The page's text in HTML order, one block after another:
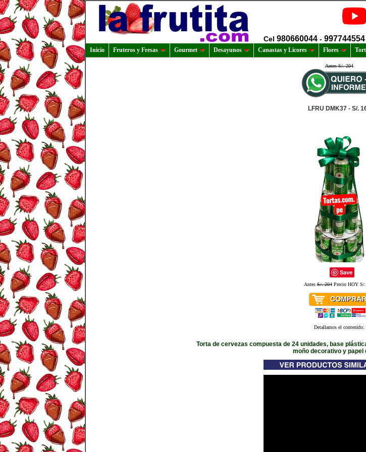
Cel 980660044 - 997744554
Inicio Fruteros y Fresas Gourmet Desayunos Canastas y Licores Flores
Antes S/. 204
LFRU DMK37 - S/.
Save
AntesS/. 204Precio HOY S/
Detallamos el contenido:
Torta de cervezas compuesta de 24 unidades, base
moño decorativo y papel